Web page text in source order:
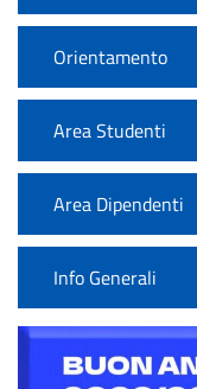
Orientamento
Area Studenti
Area Dipendenti
Info Generali